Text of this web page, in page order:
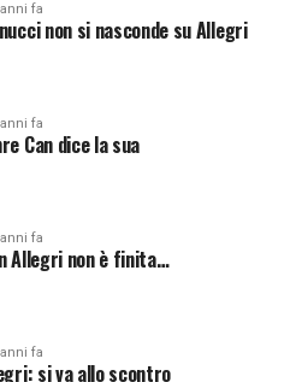
fa
non si nasconde su Allegri
fa
Can dice la sua
fa
Allegri non è finita…
fa
si va allo scontro